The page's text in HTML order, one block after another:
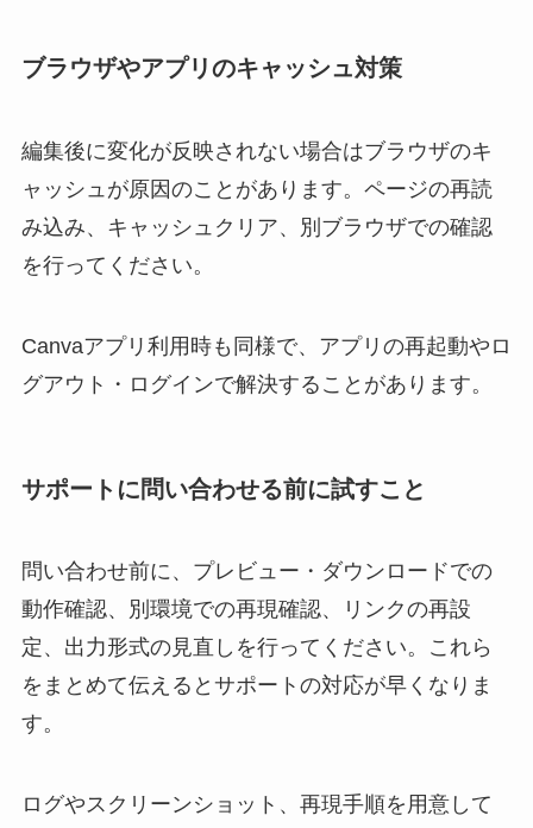
ブラウザやアプリのキャッシュ対策
編集後に変化が反映されない場合はブラウザのキ
ャッシュが原因のことがあります。ページの再読
み込み、キャッシュクリア、別ブラウザでの確認
を行ってください。
Canvaアプリ利用時も同様で、アプリの再起動やロ
グアウト・ログインで解決することがあります。
サポートに問い合わせる前に試すこと
問い合わせ前に、プレビュー・ダウンロードでの
動作確認、別環境での再現確認、リンクの再設
定、出力形式の見直しを行ってください。これら
をまとめて伝えるとサポートの対応が早くなりま
す。
ログやスクリーンショット、再現手順を用意して